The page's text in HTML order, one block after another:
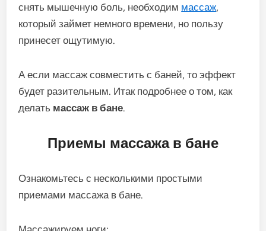
снять мышечную боль, необходим массаж,
который займет немного времени, но пользу
принесет ощутимую.
А если массаж совместить с баней, то эффект
будет разительным. Итак подробнее о том, как
делать массаж в бане.
Приемы массажа в бане
Ознакомьтесь с несколькими простыми
приемами массажа в бане.